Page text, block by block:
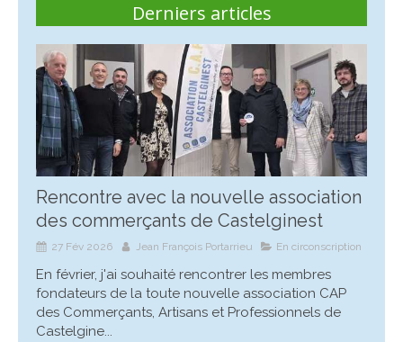
Derniers articles
Rencontre avec la nouvelle association
des commerçants de Castelginest
27 Fév 2026 Jean François Portarrieu En circonscription
En février, j'ai souhaité rencontrer les membres
fondateurs de la toute nouvelle association CAP
des Commerçants, Artisans et Professionnels de
Castelgine...